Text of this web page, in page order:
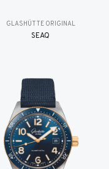
GLASHÜTTE ORIGINAL
SEAQ